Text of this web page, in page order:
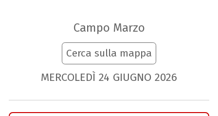
Campo Marzo
Cerca sulla mappa
MERCOLEDÌ 24 GIUGNO 2026